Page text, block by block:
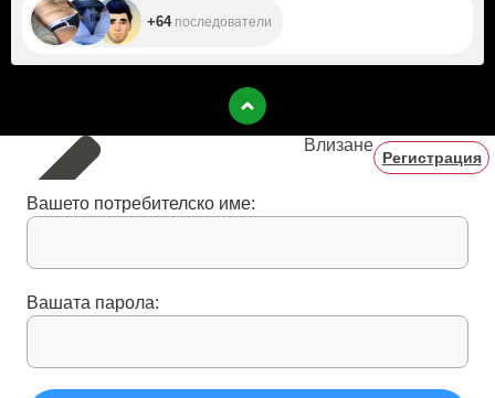
+64последователи
Влизане
Регистрация
Вашето потребителско име:
Вашата парола: